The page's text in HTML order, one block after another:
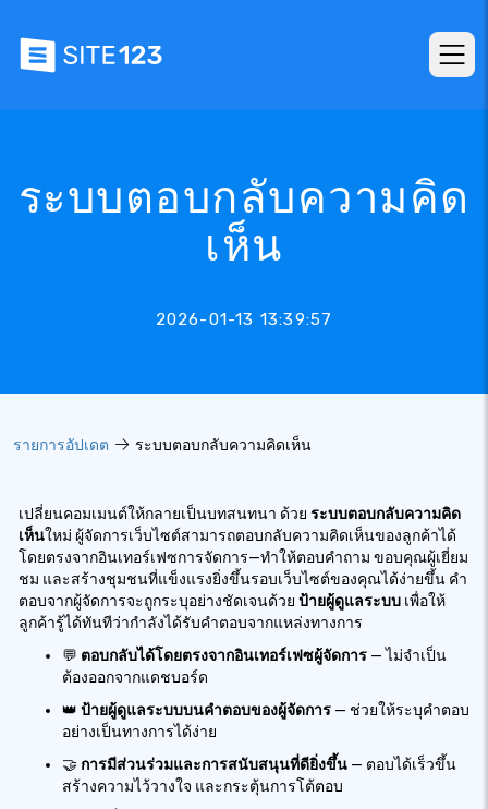
ระบบตอบกลับความคิด
เห็น
2026-01-13 13:39:57
รายการอัปเดต ระบบตอบกลับความคิดเห็น
เปลี่ยนคอมเมนต์ให้กลายเป็นบทสนทนา ด้วย ระบบตอบกลับความคิด
เห็นใหม่ ผู้จัดการเว็บไซต์สามารถตอบกลับความคิดเห็นของลูกค้าได้
โดยตรงจากอินเทอร์เฟซการจัดการ—ทำให้ตอบคำถาม ขอบคุณผู้เยี่ยม
ชม และสร้างชุมชนที่แข็งแรงยิ่งขึ้นรอบเว็บไซต์ของคุณได้ง่ายขึ้น คำ
ตอบจากผู้จัดการจะถูกระบุอย่างชัดเจนด้วย ป้ายผู้ดูแลระบบ เพื่อให้
ลูกค้ารู้ได้ทันทีว่ากำลังได้รับคำตอบจากแหล่งทางการ
💬 ตอบกลับได้โดยตรงจากอินเทอร์เฟซผู้จัดการ — ไม่จำเป็น
ต้องออกจากแดชบอร์ด
👑 ป้ายผู้ดูแลระบบบนคำตอบของผู้จัดการ — ช่วยให้ระบุคำตอบ
อย่างเป็นทางการได้ง่าย
🤝การมีส่วนร่วมและการสนับสนุนที่ดียิ่งขึ้น — ตอบได้เร็วขึ้น
สร้างความไว้วางใจ และกระตุ้นการโต้ตอบ